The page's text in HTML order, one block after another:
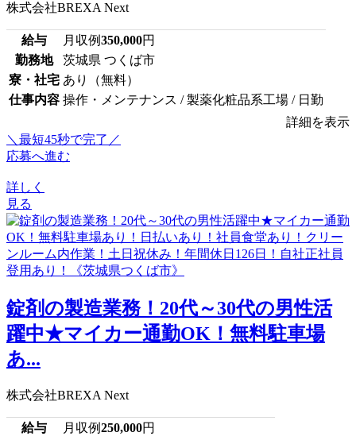
株式会社BREXA Next
給与 月収例350,000円
勤務地
茨城県 つくば市
寮・社宅 あり（無料）
仕事内容 操作・メンテナンス / 製薬化粧品系工場 / 日勤
詳細を表示
＼最短45秒で完了／
応募へ進む
詳しく
見る
錠剤の製造業務！20代～30代の男性活
躍中★マイカー通勤OK！無料駐車場
あ...
株式会社BREXA Next
給与 月収例250,000円